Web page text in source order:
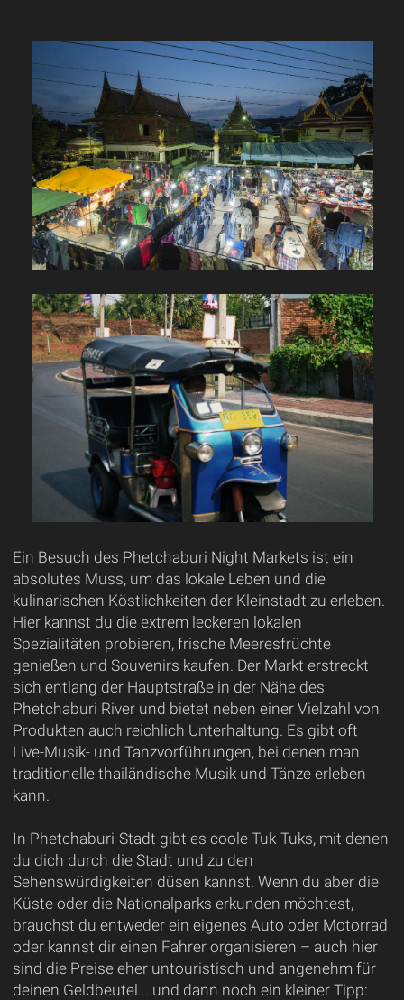
Ein Besuch des Phetchaburi Night Markets ist ein
absolutes Muss, um das lokale Leben und die
kulinarischen Köstlichkeiten der Kleinstadt zu erleben.
Hier kannst du die extrem leckeren lokalen
Spezialitäten probieren, frische Meeresfrüchte
genießen und Souvenirs kaufen. Der Markt erstreckt
sich entlang der Hauptstraße in der Nähe des
Phetchaburi River und bietet neben einer Vielzahl von
Produkten auch reichlich Unterhaltung. Es gibt oft
Live-Musik- und Tanzvorführungen, bei denen man
traditionelle thailändische Musik und Tänze erleben
kann.
In Phetchaburi-Stadt gibt es coole Tuk-Tuks, mit denen
du dich durch die Stadt und zu den
Sehenswürdigkeiten düsen kannst. Wenn du aber die
Küste oder die Nationalparks erkunden möchtest,
brauchst du entweder ein eigenes Auto oder Motorrad
oder kannst dir einen Fahrer organisieren – auch hier
sind die Preise eher untouristisch und angenehm für
deinen Geldbeutel... und dann noch ein kleiner Tipp: